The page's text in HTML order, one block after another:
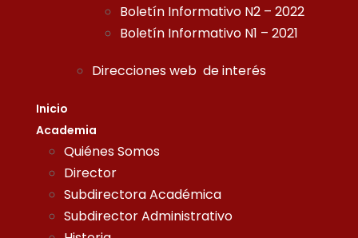
Boletín Informativo N2 – 2022
Boletín Informativo N1 – 2021
Direcciones web de interés
Inicio
Academia
Quiénes Somos
Director
Subdirectora Académica
Subdirector Administrativo